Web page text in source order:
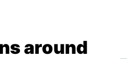
around